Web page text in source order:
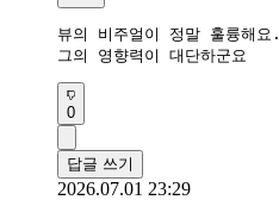
뷰의 비주얼이 정말 훌륭해요.
그의 영향력이 대단하군요
0
답글 쓰기
2026.07.01 23:29